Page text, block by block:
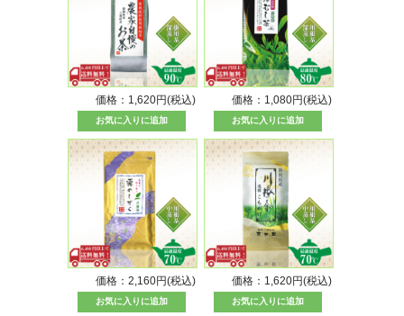
価格：1,620円(税込) 価格：1,080円(税込)
価格：2,160円(税込) 価格：1,620円(税込)